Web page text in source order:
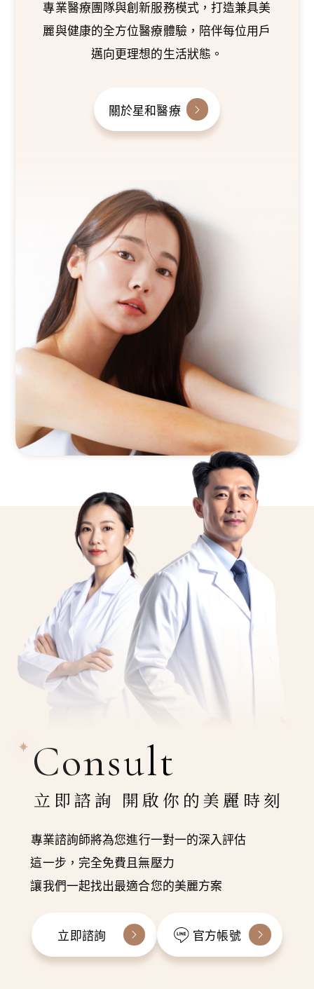
專業醫療團隊與創新服務模式，打造兼具美
麗與健康的全方位醫療體驗，陪伴每位用戶
邁向更理想的生活狀態。
關於星和醫療
Consult
立即諮詢 開啟你的美麗時刻
專業諮詢師將為您進行一對一的深入評估
這一步，完全免費且無壓力
讓我們一起找出最適合您的美麗方案
立即諮詢 官方帳號